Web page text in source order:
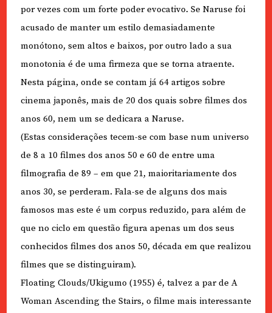
por vezes com um forte poder evocativo. Se Naruse foi
acusado de manter um estilo demasiadamente
monótono, sem altos e baixos, por outro lado a sua
monotonia é de uma firmeza que se torna atraente.
Nesta página, onde se contam já 64 artigos sobre
cinema japonês, mais de 20 dos quais sobre filmes dos
anos 60, nem um se dedicara a Naruse.
(Estas considerações tecem-se com base num universo
de 8 a 10 filmes dos anos 50 e 60 de entre uma
filmografia de 89 – em que 21, maioritariamente dos
anos 30, se perderam. Fala-se de alguns dos mais
famosos mas este é um corpus reduzido, para além de
que no ciclo em questão figura apenas um dos seus
conhecidos filmes dos anos 50, década em que realizou
filmes que se distinguiram).
Floating Clouds/Ukigumo (1955) é, talvez a par de A
Woman Ascending the Stairs, o filme mais interessante